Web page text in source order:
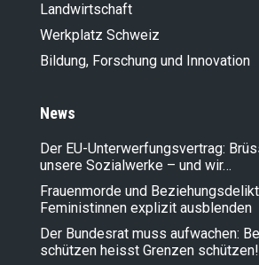
Landwirt­schaft
Werkplatz Schweiz
Bildung, Forschung und Innovation
News
Der EU-Unterwerfungsvertrag:
unsere Sozialwerke – und wir…
Frauenmorde und
Feministinnen explizit ausblenden
Der Bundesrat muss aufwachen:
schützen heisst Grenzen schützen!